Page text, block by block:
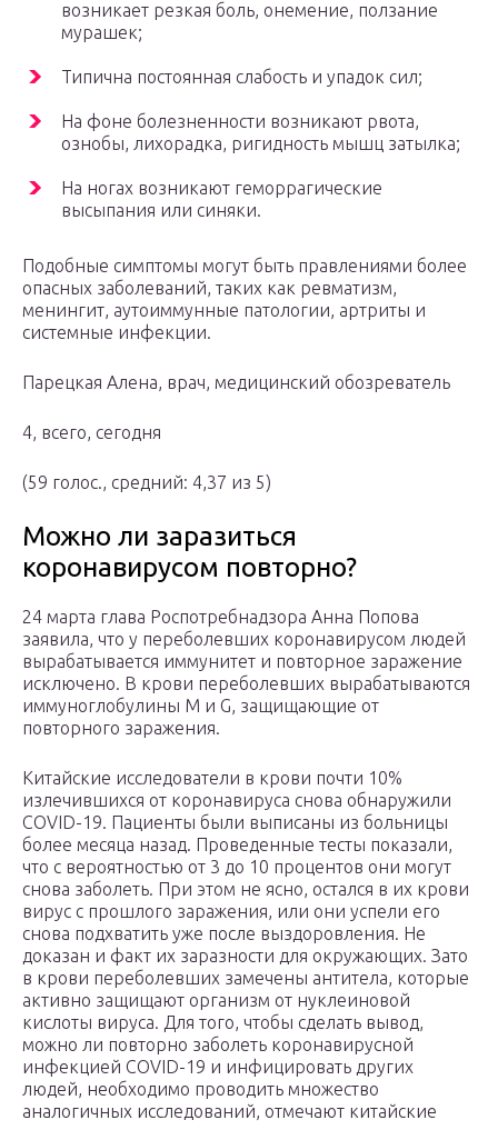
возникает резкая боль, онемение, ползание
мурашек;
Типична постоянная слабость и упадок сил;
На фоне болезненности возникают рвота,
ознобы, лихорадка, ригидность мышц затылка;
На ногах возникают геморрагические
высыпания или синяки.
Подобные симптомы могут быть правлениями более
опасных заболеваний, таких как ревматизм,
менингит, аутоиммунные патологии, артриты и
системные инфекции.
Парецкая Алена, врач, медицинский обозреватель
4, всего, сегодня
(59 голос., средний: 4,37 из 5)
Можно ли заразиться
коронавирусом повторно?
24 марта глава Роспотребнадзора Анна Попова
заявила, что у переболевших коронавирусом людей
вырабатывается иммунитет и повторное заражение
исключено. В крови переболевших вырабатываются
иммуноглобулины M и G, защищающие от
повторного заражения.
Китайские исследователи в крови почти 10%
излечившихся от коронавируса снова обнаружили
COVID-19. Пациенты были выписаны из больницы
более месяца назад. Проведенные тесты показали,
что с вероятностью от 3 до 10 процентов они могут
снова заболеть. При этом не ясно, остался в их крови
вирус с прошлого заражения, или они успели его
снова подхватить уже после выздоровления. Не
доказан и факт их заразности для окружающих. Зато
в крови переболевших замечены антитела, которые
активно защищают организм от нуклеиновой
кислоты вируса. Для того, чтобы сделать вывод,
можно ли повторно заболеть коронавирусной
инфекцией COVID-19 и инфицировать других
людей, необходимо проводить множество
аналогичных исследований, отмечают китайские